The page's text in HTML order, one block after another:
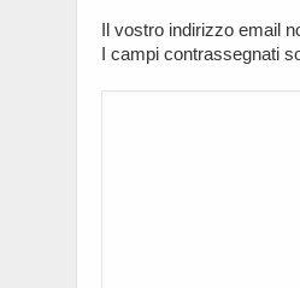
Il vostro indirizzo email
I campi contrassegnati